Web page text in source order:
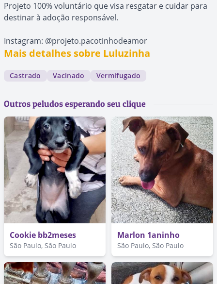
Projeto 100% voluntário que visa resgatar e cuidar para
destinar à adoção responsável.
Instagram: @projeto.pacotinhodeamor
Mais detalhes sobre Luluzinha
Castrado Vacinado Vermifugado
Outros peludos esperando seu clique
Cookie bb2meses
São Paulo, São Paulo
Marlon 1aninho
São Paulo, São Paulo